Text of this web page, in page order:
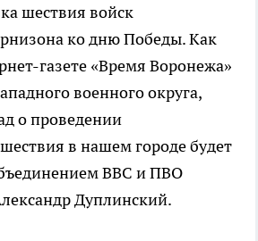
шествия войск
ко дню Победы. Как
газете «Время Воронежа»
военного округа,
о проведении
в нашем городе будет
ВВС и ПВО
Дуплинский.